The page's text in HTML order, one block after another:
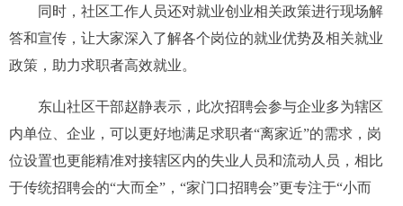
同时，社区工作人员还对就业创业相关政策进行现场解
答和宣传，让大家深入了解各个岗位的就业优势及相关就业
政策，助力求职者高效就业。
东山社区干部赵静表示，此次招聘会参与企业多为辖区
内单位、企业，可以更好地满足求职者“离家近”的需求，岗
位设置也更能精准对接辖区内的失业人员和流动人员，相比
于传统招聘会的“大而全”，“家门口招聘会”更专注于“小而